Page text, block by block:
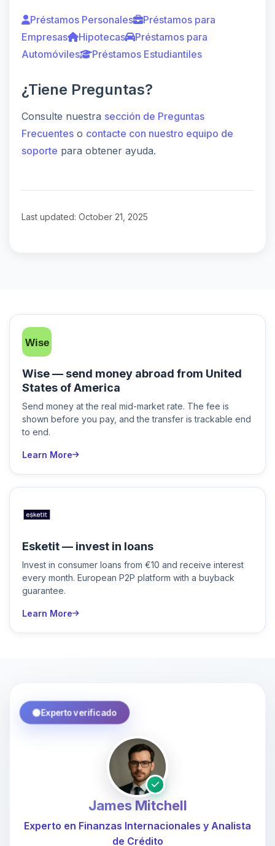
Préstamos Personales
Préstamos para
Empresas
Hipotecas
Préstamos para
Automóviles
Préstamos Estudiantiles
¿Tiene Preguntas?
Consulte nuestra sección de Preguntas
Frecuentes o contacte con nuestro equipo de
soporte para obtener ayuda.
Last updated: October 21, 2025
Wise — send money abroad from United
States of America
Send money at the real mid-market rate. The fee is
shown before you pay, and the transfer is trackable end
to end.
Learn More
Esketit — invest in loans
Invest in consumer loans from €10 and receive interest
every month. European P2P platform with a buyback
guarantee.
Learn More
Experto verificado
James Mitchell
Experto en Finanzas Internacionales y Analista
de Crédito